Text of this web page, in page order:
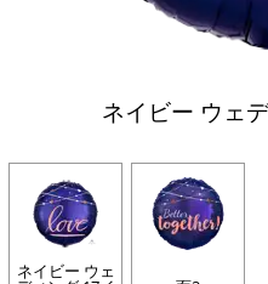
ネイビー ウェ
ネイビー ウェ